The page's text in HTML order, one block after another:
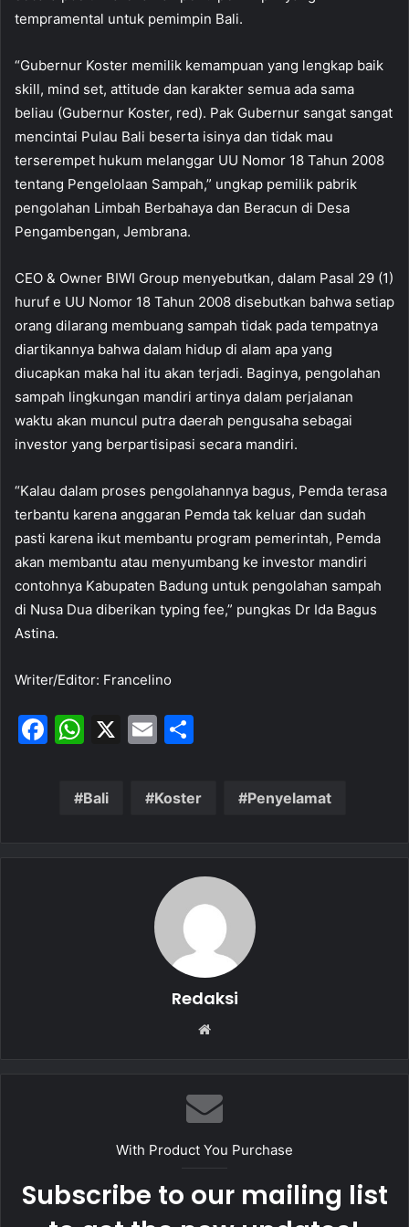
tempramental untuk pemimpin Bali.
“Gubernur Koster memilik kemampuan yang lengkap baik
skill, mind set, attitude dan karakter semua ada sama
beliau (Gubernur Koster, red). Pak Gubernur sangat sangat
mencintai Pulau Bali beserta isinya dan tidak mau
terserempet hukum melanggar UU Nomor 18 Tahun 2008
tentang Pengelolaan Sampah,” ungkap pemilik pabrik
pengolahan Limbah Berbahaya dan Beracun di Desa
Pengambengan, Jembrana.
CEO & Owner BIWI Group menyebutkan, dalam Pasal 29 (1)
huruf e UU Nomor 18 Tahun 2008 disebutkan bahwa setiap
orang dilarang membuang sampah tidak pada tempatnya
diartikannya bahwa dalam hidup di alam apa yang
diucapkan maka hal itu akan terjadi. Baginya, pengolahan
sampah lingkungan mandiri artinya dalam perjalanan
waktu akan muncul putra daerah pengusaha sebagai
investor yang berpartisipasi secara mandiri.
“Kalau dalam proses pengolahannya bagus, Pemda terasa
terbantu karena anggaran Pemda tak keluar dan sudah
pasti karena ikut membantu program pemerintah, Pemda
akan membantu atau menyumbang ke investor mandiri
contohnya Kabupaten Badung untuk pengolahan sampah
di Nusa Dua diberikan typing fee,” pungkas Dr Ida Bagus
Astina.
Writer/Editor: Francelino
F
W
at
X
E
ai ar
Bali Koster Penyelamat
Redaksi
s
i
e
With Product You Purchase
Subscribe to our mailing list